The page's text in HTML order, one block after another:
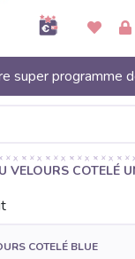
super programme
VELOURS COTELÉ
COTELÉ BLUE